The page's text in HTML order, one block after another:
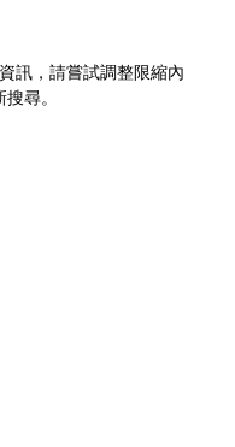
訊，請嘗試調整限縮內
尋。